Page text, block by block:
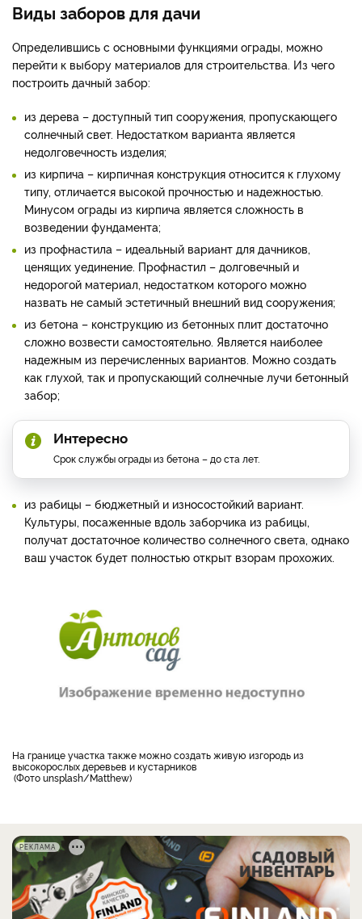
Виды заборов для дачи
Определившись с основными функциями ограды, можно
перейти к выбору материалов для строительства. Из чего
построить дачный забор:
из дерева – доступный тип сооружения, пропускающего
солнечный свет. Недостатком варианта является
недолговечность изделия;
из кирпича – кирпичная конструкция относится к глухому
типу, отличается высокой прочностью и надежностью.
Минусом ограды из кирпича является сложность в
возведении фундамента;
из профнастила – идеальный вариант для дачников,
ценящих уединение. Профнастил – долговечный и
недорогой материал, недостатком которого можно
назвать не самый эстетичный внешний вид сооружения;
из бетона – конструкцию из бетонных плит достаточно
сложно возвести самостоятельно. Является наиболее
надежным из перечисленных вариантов. Можно создать
как глухой, так и пропускающий солнечные лучи бетонный
забор;
Интересно
Срок службы ограды из бетона – до ста лет.
из рабицы – бюджетный и износостойкий вариант.
Культуры, посаженные вдоль заборчика из рабицы,
получат достаточное количество солнечного света, однако
ваш участок будет полностью открыт взорам прохожих.
на границе участка также можно создать живую изгородь из
высокорослых деревьев и кустарников
Фото unsplash/Matthew
РЕКЛАМА